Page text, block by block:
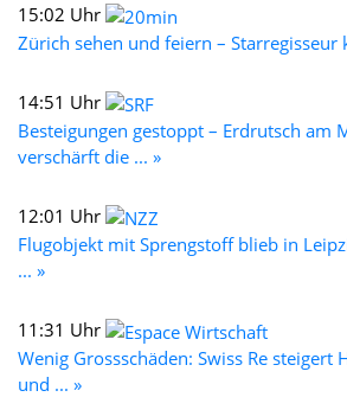
15:02 Uhr
Zürich sehen und feiern – Starregisseur
14:51 Uhr
Besteigungen gestoppt – Erdrutsch am
verschärft die ... »
12:01 Uhr
Flugobjekt mit Sprengstoff blieb in
... »
11:31 Uhr
Wenig Grossschäden: Swiss Re steigert
und ... »